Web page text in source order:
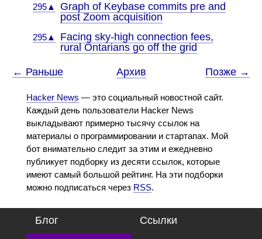
295▲
Graph of Keybase commits pre and
post Zoom acquisition
295▲
Facing sky-high connection fees,
rural Ontarians go off the grid
← Раньше Архив Позже →
Hacker News — это социальный новостной сайт.
Каждый день пользователи Hacker News
выкладывают примерно тысячу ссылок на
материалы о программировании и стартапах. Мой
бот внимательно следит за этим и ежедневно
публикует подборку из десяти ссылок, которые
имеют самый большой рейтинг. На эти подборки
можно подписаться через RSS.
Блог Ссылки